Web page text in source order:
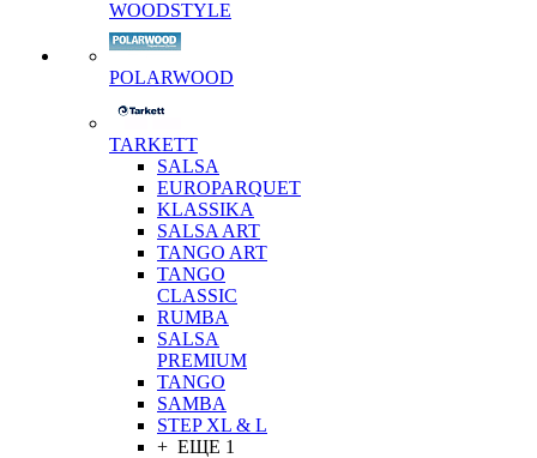
WOODSTYLE
POLARWOOD
TARKETT
SALSA
EUROPARQUET
KLASSIKA
SALSA ART
TANGO ART
TANGO
CLASSIC
RUMBA
SALSA
PREMIUM
TANGO
SAMBA
STEP XL & L
+ ЕЩЕ 1